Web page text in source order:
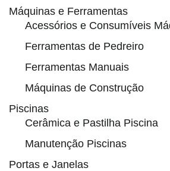
Máquinas e Ferramentas
Acessórios e Consumíveis
Ferramentas de Pedreiro
Ferramentas Manuais
Máquinas de Construção
Piscinas
Cerâmica e Pastilha Piscina
Manutenção Piscinas
Portas e Janelas